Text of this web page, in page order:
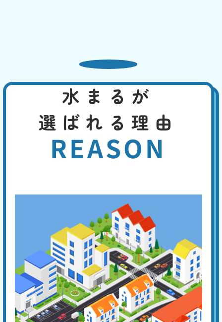
使用するなどで、対策できます。先ずは、どこから水漏れしているかを
トイレの水がとまらない
基本料
3,000 円 W
EB
限
定
割
作業費
2,200円
合計 2,200
便器や手洗い管の水が流れっぱなしの場合は、トイレタンク内の機器の
い。
手洗い管から水がでない
基本料
3,000円 W
EB
限
定
割
引
作業費
3,300 円
部品代
0円〜
合計 3,300 円〜
トイレタンクのレバーやボタンを押しても水が流れない場合は、内蔵フ
ィルターの目詰まり、ジャバラホースの異常、タンク内のボールタップ
の故障、ダイヤフラムの故障などが原因と考えられます。 先ずはタン
クのフタを開けて内部を点検し、どの部分が原因かを特定してくださ
い。
水まるが
選ばれる理由
REASON